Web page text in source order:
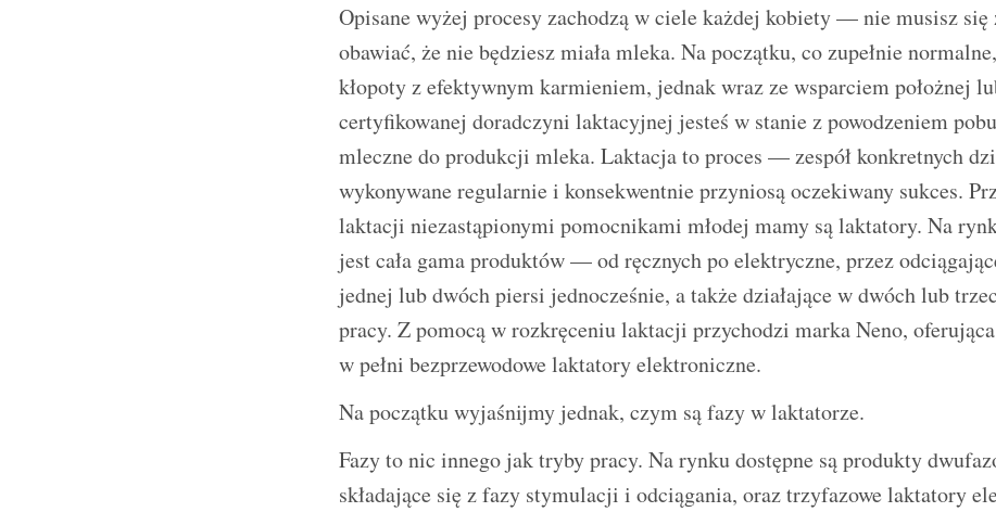
Opisane wyżej procesy zachodzą w ciele każdej kobiety — nie musisz się
obawiać, że nie będziesz miała mleka. Na początku, co zupełnie
kłopoty z efektywnym karmieniem, jednak wraz ze wsparciem położnej
certyfikowanej doradczyni laktacyjnej jesteś w stanie z powodzeniem
mleczne do produkcji mleka. Laktacja to proces — zespół konkretnych
wykonywane regularnie i konsekwentnie przyniosą oczekiwany sukces.
laktacji niezastąpionymi pomocnikami młodej mamy są laktatory. Na
jest cała gama produktów — od ręcznych po elektryczne, przez
jednej lub dwóch piersi jednocześnie, a także działające w dwóch lub
pracy. Z pomocą w rozkręceniu laktacji przychodzi marka Neno,
w pełni bezprzewodowe laktatory elektroniczne.
Na początku wyjaśnijmy jednak, czym są fazy w laktatorze.
Fazy to nic innego jak tryby pracy. Na rynku dostępne są produkty
składające się z fazy stymulacji i odciągania, oraz trzyfazowe laktatory